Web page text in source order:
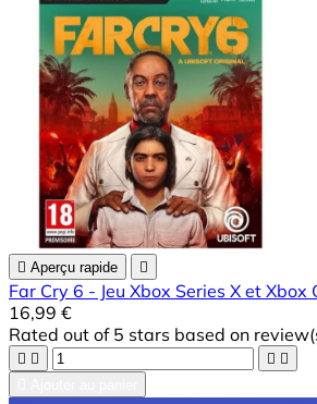
 Aperçu rapide 
Far Cry 6 - Jeu Xbox Series X et Xbox
16,99 €
Rated out of 5 stars based on
   